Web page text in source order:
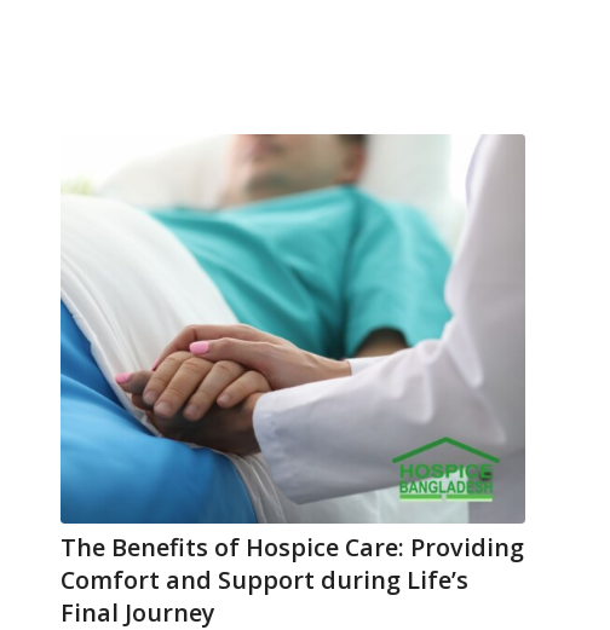
The Benefits of Hospice Care: Providing
Comfort and Support during Life’s
Final Journey